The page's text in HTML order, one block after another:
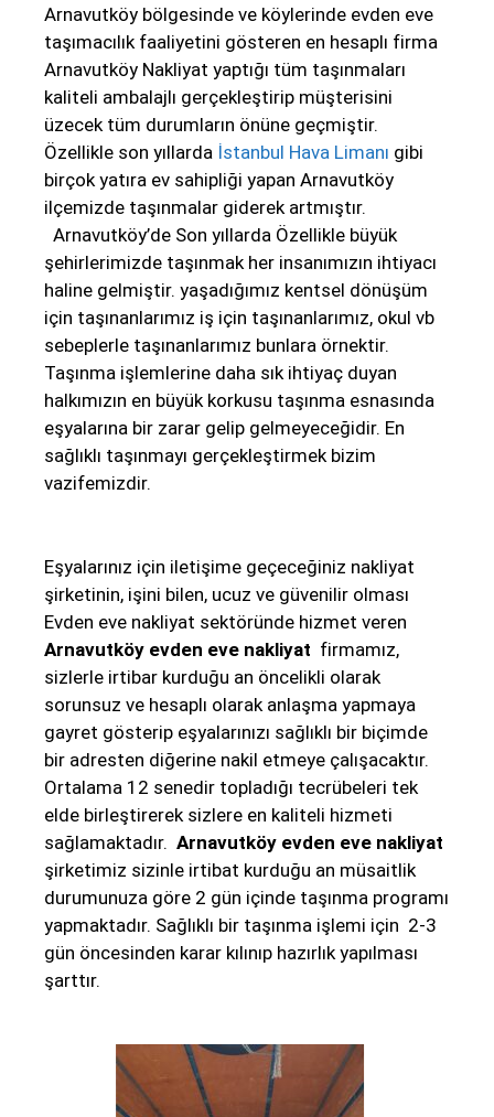
Arnavutköy bölgesinde ve köylerinde evden eve
taşımacılık faaliyetini gösteren en hesaplı firma
Arnavutköy Nakliyat yaptığı tüm taşınmaları
kaliteli ambalajlı gerçekleştirip müşterisini
üzecek tüm durumların önüne geçmiştir.
Özellikle son yıllarda İstanbul Hava Limanı gibi
birçok yatıra ev sahipliği yapan Arnavutköy
ilçemizde taşınmalar giderek artmıştır.
Arnavutköy’de Son yıllarda Özellikle büyük
şehirlerimizde taşınmak her insanımızın ihtiyacı
haline gelmiştir. yaşadığımız kentsel dönüşüm
için taşınanlarımız iş için taşınanlarımız, okul vb
sebeplerle taşınanlarımız bunlara örnektir.
Taşınma işlemlerine daha sık ihtiyaç duyan
halkımızın en büyük korkusu taşınma esnasında
eşyalarına bir zarar gelip gelmeyeceğidir. En
sağlıklı taşınmayı gerçekleştirmek bizim
vazifemizdir.
Eşyalarınız için iletişime geçeceğiniz nakliyat
şirketinin, işini bilen, ucuz ve güvenilir olması
Evden eve nakliyat sektöründe hizmet veren
Arnavutköy evden eve nakliyat firmamız,
sizlerle irtibar kurduğu an öncelikli olarak
sorunsuz ve hesaplı olarak anlaşma yapmaya
gayret gösterip eşyalarınızı sağlıklı bir biçimde
bir adresten diğerine nakil etmeye çalışacaktır.
Ortalama 12 senedir topladığı tecrübeleri tek
elde birleştirerek sizlere en kaliteli hizmeti
sağlamaktadır. Arnavutköy evden eve nakliyat
şirketimiz sizinle irtibat kurduğu an müsaitlik
durumunuza göre 2 gün içinde taşınma programı
yapmaktadır. Sağlıklı bir taşınma işlemi için 2-3
gün öncesinden karar kılınıp hazırlık yapılması
şarttır.